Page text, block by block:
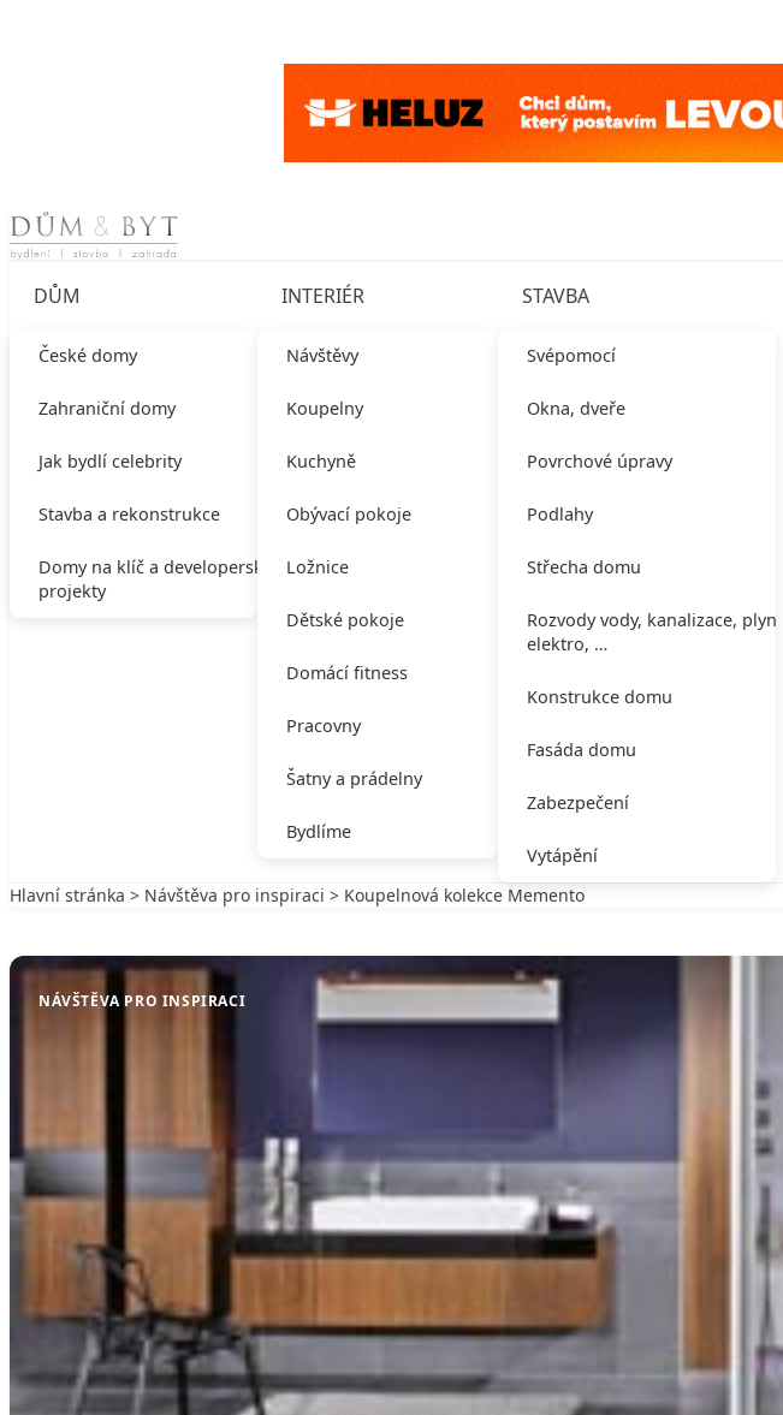
Skip to content
DŮM
České domy
Zahraniční domy
Jak bydlí celebrity
Stavba a rekonstrukce
Domy na klíč a developerské
projekty
INTERIÉR
Návštěvy
Koupelny
Kuchyně
Obývací pokoje
Ložnice
Dětské pokoje
Domácí fitness
Pracovny
Šatny a prádelny
Bydlíme
STAVBA
Svépomocí
Okna, dveře
Povrchové úpravy
Podlahy
Střecha domu
Rozvody vody, kanalizace, plynu,
elektro, …
Konstrukce domu
Fasáda domu
Zabezpečení
Vytápění
Hlavní stránka > Návštěva pro inspiraci > Koupelnová kolekce Memento
NÁVŠTĚVA PRO INSPIRACI